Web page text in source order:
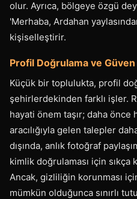
olur. Ayrıca, bölgeye özgü
'Merhaba, Ardahan
kişiselleştirir.
Profil Doğrulama ve Güven
Küçük bir toplulukta, profil
şehirlerdekinden farklı işler.
hayati önem taşır; daha önce
aracılığıyla gelen talepler
dışında, anlık fotoğraf
kimlik doğrulaması için sıkça
Ancak, gizliliğin korunması
mümkün olduğunca sınırlı